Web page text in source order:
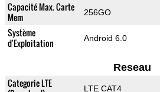
Capacité Max. Carte
Mem
256GO
Système
d'Exploitation
Android 6.0
Reseau
Categorie LTE
LTE CAT4